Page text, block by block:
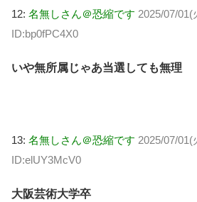
12: 名無しさん＠恐縮です 2025/07/01(
ID:bp0fPC4X0
いや無所属じゃあ当選しても無理
13: 名無しさん＠恐縮です 2025/07/01(
ID:elUY3McV0
大阪芸術大学卒